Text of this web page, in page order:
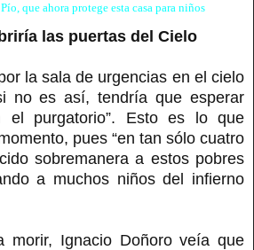
que ahora protege esta casa para niños
las puertas del Cielo
la sala de urgencias en el cielo
no es así, tendría que esperar
el purgatorio”. Esto es lo que
pues “en tan sólo cuatro
sobremanera a estos pobres
a muchos niños del infierno
morir, Ignacio Doñoro veía que